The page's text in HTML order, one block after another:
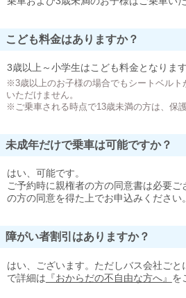
こども料金はありますか？
3歳以上～小学生はこども料金となります
※3歳以上のお子様の場合でもシートベルト
いただけません。
※ご乗車される時点で13歳未満の方は、保
未成年だけで乗車は可能ですか？
はい、可能です。
ご予約時に親権者の方の同意書は必要
の方の同意を得た上でお申込みください。
障がい者割引はありますか？
はい、ございます。ただしバス会社ご
で詳細は 『おからだの不自由な方へ』 を